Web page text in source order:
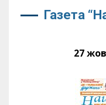
Газета
27